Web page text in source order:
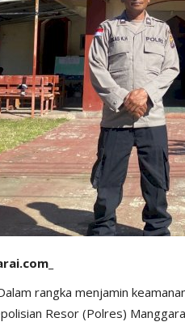
rangka menjamin
Resor (Polres)